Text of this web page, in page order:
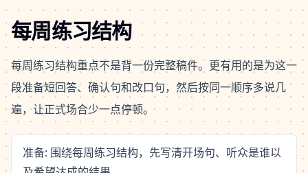
每周练习结构
每周练习结构重点不是背一份完整稿件。更有用的是为这一
段准备短回答、确认句和改口句，然后按同一顺序多说几
遍，让正式场合少一点停顿。
准备: 围绕每周练习结构，先写清开场句、听众是谁以